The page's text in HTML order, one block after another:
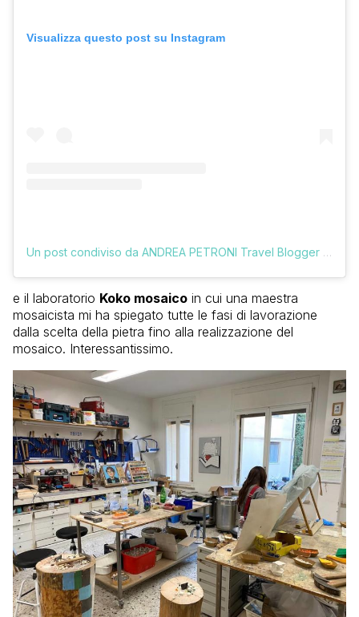
Visualizza questo post su Instagram
Un post condiviso da ANDREA PETRONI Travel Blogger (@vologratis)
e il laboratorio Koko mosaico in cui una maestra
mosaicista mi ha spiegato tutte le fasi di lavorazione
dalla scelta della pietra fino alla realizzazione del
mosaico. Interessantissimo.